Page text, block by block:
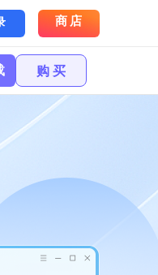
商店
购 买